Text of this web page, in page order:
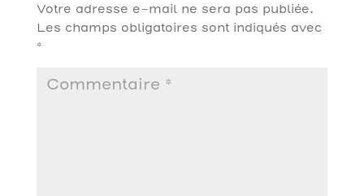
Votre adresse e-mail ne sera pas publiée.
Les champs obligatoires sont indiqués avec
*